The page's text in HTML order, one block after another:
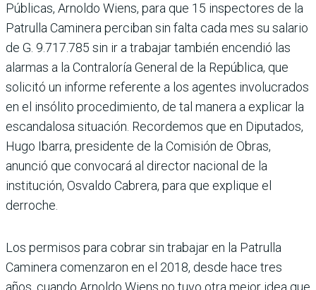
Públicas, Arnoldo Wiens, para que 15 inspecto­res de la
Patrulla Caminera perciban sin falta cada mes su salario
de G. 9.717.785 sin ir a trabajar también encendió las
alarmas a la Contraloría General de la República, que
solicitó un informe referente a los agentes involucrados
en el insólito procedimiento, de tal manera a explicar la
escan­dalosa situación. Recordemos que en Diputados,
Hugo Iba­rra, presidente de la Comisión de Obras,
anunció que convo­cará al director nacional de la
institución, Osvaldo Cabrera, para que explique el
derroche.
Los permisos para cobrar sin trabajar en la Patrulla
Cami­nera comenzaron en el 2018, desde hace tres
años, cuando Arnoldo Wiens no tuvo otra mejor idea que